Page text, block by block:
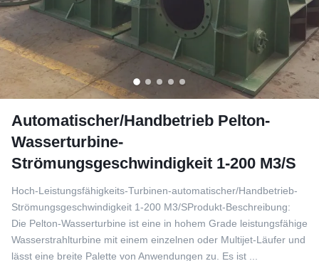
Automatischer/Handbetrieb Pelton-
Wasserturbine-
Strömungsgeschwindigkeit 1-200 M3/S
Hoch-Leistungsfähigkeits-Turbinen-automatischer/Handbetrieb-
Strömungsgeschwindigkeit 1-200 M3/SProdukt-Beschreibung:
Die Pelton-Wasserturbine ist eine in hohem Grade leistungsfähige
Wasserstrahlturbine mit einem einzelnen oder Multijet-Läufer und
lässt eine breite Palette von Anwendungen zu. Es ist ...